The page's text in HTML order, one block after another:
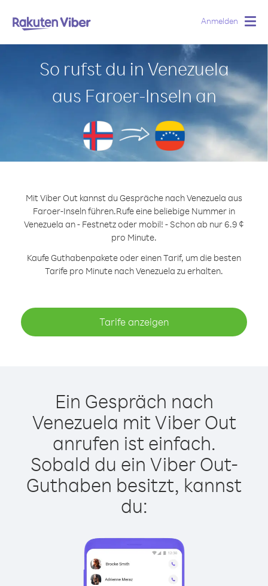
Anmelden
So rufst du in Venezuela
aus Faroer-Inseln an
Mit Viber Out kannst du Gespräche nach Venezuela aus
Faroer-Inseln führen.Rufe eine beliebige Nummer in
Venezuela an - Festnetz oder mobil! - Schon ab nur 6.9 ¢
pro Minute.
Kaufe Guthabenpakete oder einen Tarif, um die besten
Tarife pro Minute nach Venezuela zu erhalten.
Tarife anzeigen
Ein Gespräch nach
Venezuela mit Viber Out
anrufen ist einfach.
Sobald du ein Viber Out-
Guthaben besitzt, kannst
du: